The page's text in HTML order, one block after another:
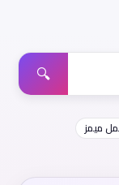
🔍
ميمز